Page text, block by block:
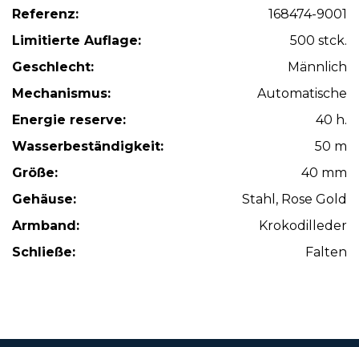
Referenz:
168474-9001
Limitierte Auflage:
500 stck.
Geschlecht:
Männlich
Mechanismus:
Automatische
Energie reserve:
40 h.
Wasserbeständigkeit:
50 m
Größe:
40 mm
Gehäuse:
Stahl, Rose Gold
Armband:
Krokodilleder
Schließe:
Falten